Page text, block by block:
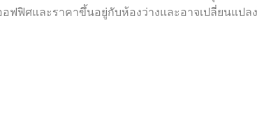
ฟิศและราคาขึ้นอยู่กับห้องว่างและอาจเปลี่ยนแปล